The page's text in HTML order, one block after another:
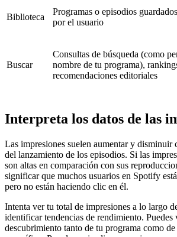
Biblioteca
Programas o episodios
por el usuario
Buscar
Consultas de búsqueda (como
nombre de tu programa),
recomendaciones editoriales
Interpreta los datos de las
Las impresiones suelen aumentar y disminuir
del lanzamiento de los episodios. Si las
son altas en comparación con sus
significar que muchos usuarios en Spotify
pero no están haciendo clic en él.
Intenta ver tu total de impresiones a lo largo
identificar tendencias de rendimiento. Puedes
descubrimiento tanto de tu programa como